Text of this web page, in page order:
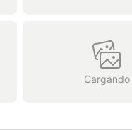
Cargando